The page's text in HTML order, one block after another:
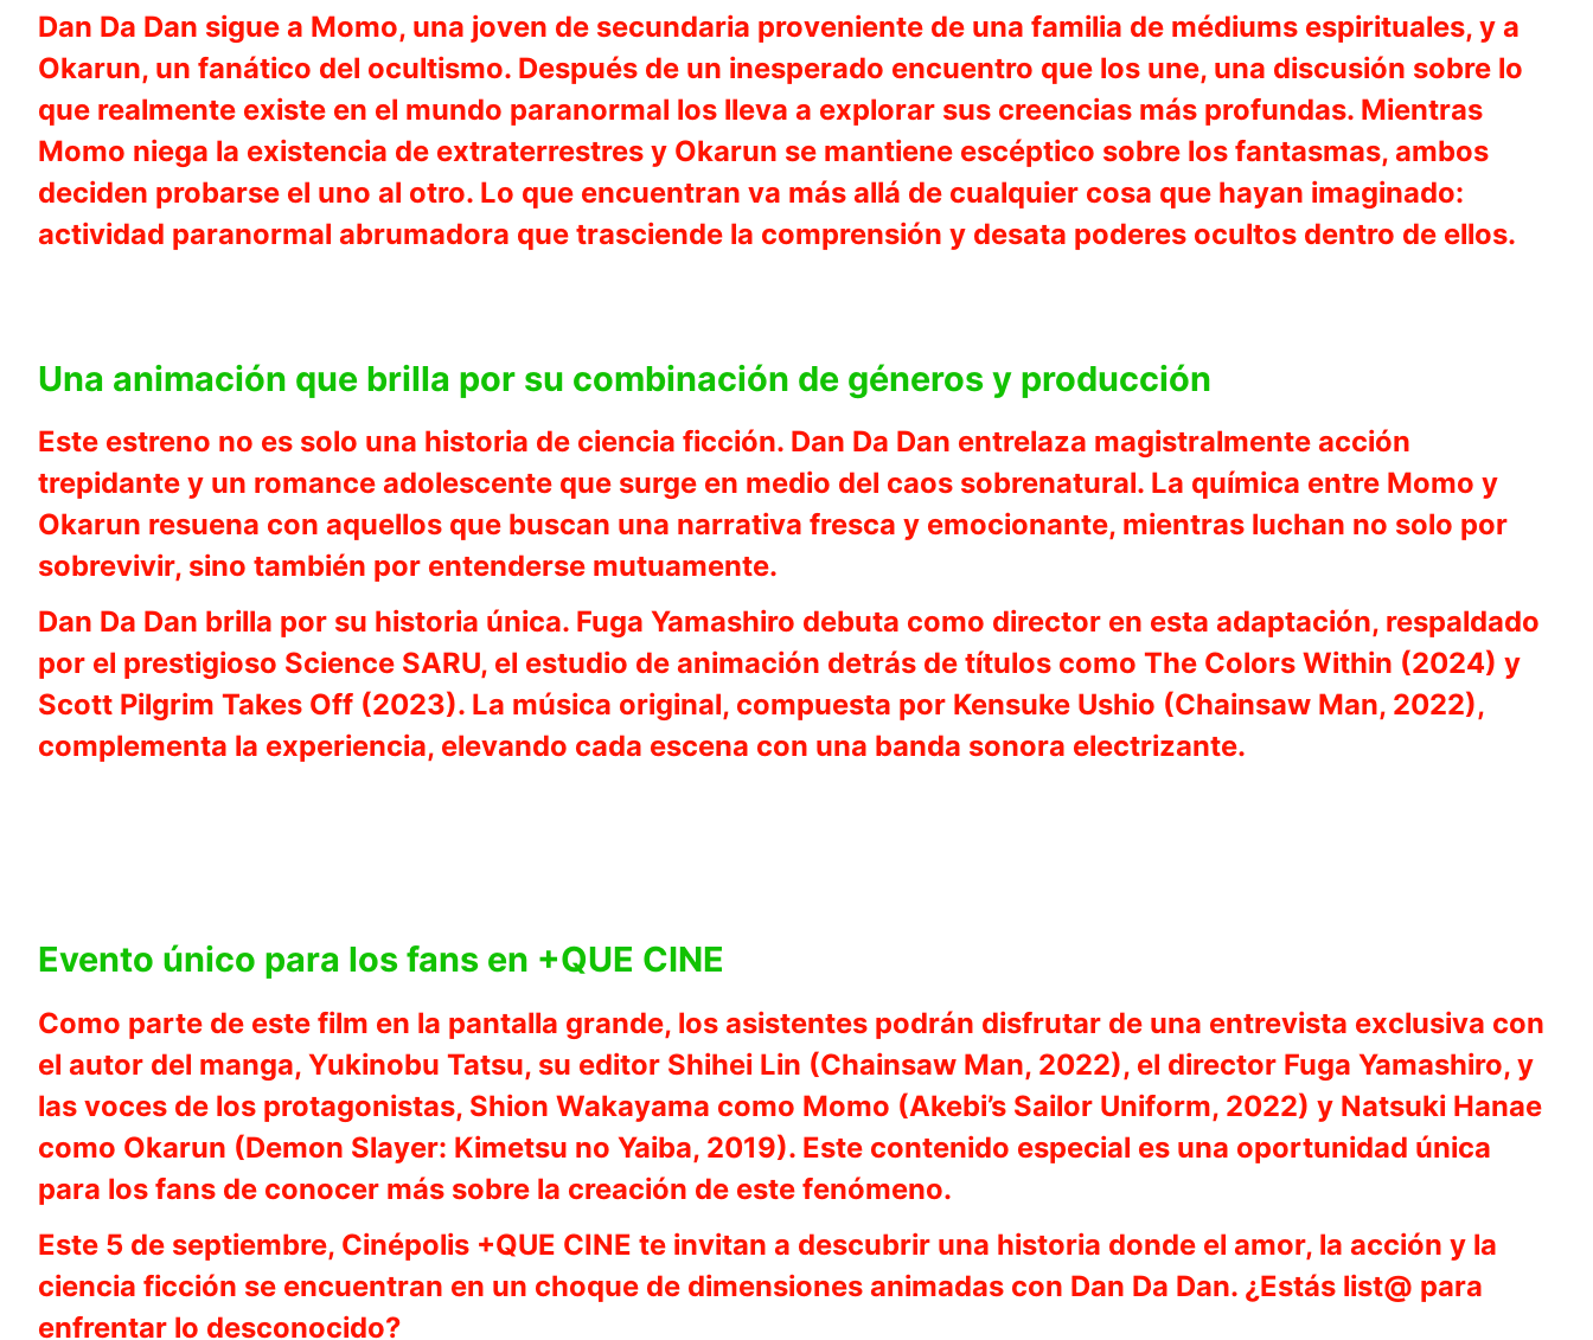
Dan Da Dan sigue a Momo, una joven de secundaria proveniente de una familia de médiums espirituales, y a
Okarun, un fanático del ocultismo. Después de un inesperado encuentro que los une, una discusión sobre lo
que realmente existe en el mundo paranormal los lleva a explorar sus creencias más profundas. Mientras
Momo niega la existencia de extraterrestres y Okarun se mantiene escéptico sobre los fantasmas, ambos
deciden probarse el uno al otro. Lo que encuentran va más allá de cualquier cosa que hayan imaginado:
actividad paranormal abrumadora que trasciende la comprensión y desata poderes ocultos dentro de ellos.
Una animación que brilla por su combinación de géneros y producción
Este estreno no es solo una historia de ciencia ficción. Dan Da Dan entrelaza magistralmente acción
trepidante y un romance adolescente que surge en medio del caos sobrenatural. La química entre Momo y
Okarun resuena con aquellos que buscan una narrativa fresca y emocionante, mientras luchan no solo por
sobrevivir, sino también por entenderse mutuamente.
Dan Da Dan brilla por su historia única. Fuga Yamashiro debuta como director en esta adaptación, respaldado
por el prestigioso Science SARU, el estudio de animación detrás de títulos como The Colors Within (2024) y
Scott Pilgrim Takes Off (2023). La música original, compuesta por Kensuke Ushio (Chainsaw Man, 2022),
complementa la experiencia, elevando cada escena con una banda sonora electrizante.
Evento único para los fans en +QUE CINE
Como parte de este film en la pantalla grande, los asistentes podrán disfrutar de una entrevista exclusiva con
el autor del manga, Yukinobu Tatsu, su editor Shihei Lin (Chainsaw Man, 2022), el director Fuga Yamashiro, y
las voces de los protagonistas, Shion Wakayama como Momo (Akebi’s Sailor Uniform, 2022) y Natsuki Hanae
como Okarun (Demon Slayer: Kimetsu no Yaiba, 2019). Este contenido especial es una oportunidad única
para los fans de conocer más sobre la creación de este fenómeno.
Este 5 de septiembre, Cinépolis +QUE CINE te invitan a descubrir una historia donde el amor, la acción y la
ciencia ficción se encuentran en un choque de dimensiones animadas con Dan Da Dan. ¿Estás list@ para
enfrentar lo desconocido?